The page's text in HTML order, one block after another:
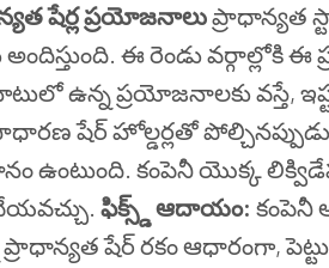
షేర్ల ప్రయోజనాలుప్రాధాన్యత
ఈ రెండు వర్గాల్లోకి
ఉన్న ప్రయోజనాలకు వస్తే,
షేర్ హోల్డర్లతో పోల్చినప్పుడు,
ఉంటుంది. కంపెనీ యొక్క
ఫిక్స్డ్ ఆదాయం: కంపెనీ
షేర్ రకం ఆధారంగా,